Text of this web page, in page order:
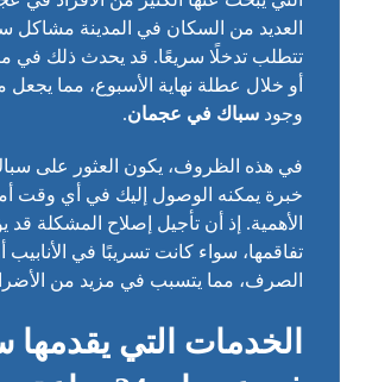
العديد من السكان في المدينة مشاكل
تتطلب تدخلًا سريعًا. قد يحدث ذلك في
أو خلال عطلة نهاية الأسبوع، مما
وجودسباك في عجمان.
في هذه الظروف، يكون العثور على
خبرة يمكنه الوصول إليك في أي وقت
الأهمية. إذ أن تأجيل إصلاح المشكلة قد
تفاقمها، سواء كانت تسريبًا في الأنابيب
الصرف، مما يتسبب في مزيد من
الخدمات التي يقدمها